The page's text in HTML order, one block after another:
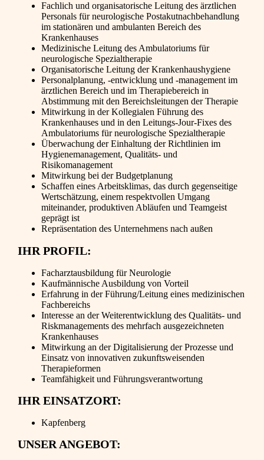
Fachlich und organisatorische Leitung des ärztlichen
Personals für neurologische Postakutnachbehandlung
im stationären und ambulanten Bereich des
Krankenhauses
Medizinische Leitung des Ambulatoriums für
neurologische Spezialtherapie
Organisatorische Leitung der Krankenhaushygiene
Personalplanung, -entwicklung und -management im
ärztlichen Bereich und im Therapiebereich in
Abstimmung mit den Bereichsleitungen der Therapie
Mitwirkung in der Kollegialen Führung des
Krankenhauses und in den Leitungs-Jour-Fixes des
Ambulatoriums für neurologische Spezialtherapie
Überwachung der Einhaltung der Richtlinien im
Hygienemanagement, Qualitäts- und
Risikomanagement
Mitwirkung bei der Budgetplanung
Schaffen eines Arbeitsklimas, das durch gegenseitige
Wertschätzung, einem respektvollen Umgang
miteinander, produktiven Abläufen und Teamgeist
geprägt ist
Repräsentation des Unternehmens nach außen
IHR PROFIL:
Facharztausbildung für Neurologie
Kaufmännische Ausbildung von Vorteil
Erfahrung in der Führung/Leitung eines medizinischen
Fachbereichs
Interesse an der Weiterentwicklung des Qualitäts- und
Riskmanagements des mehrfach ausgezeichneten
Krankenhauses
Mitwirkung an der Digitalisierung der Prozesse und
Einsatz von innovativen zukunftsweisenden
Therapieformen
Teamfähigkeit und Führungsverantwortung
IHR EINSATZORT:
Kapfenberg
UNSER ANGEBOT: